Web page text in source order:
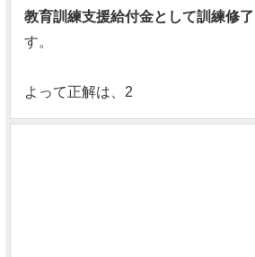
教育訓練支援給付金として訓練修
す。
よって正解は、2